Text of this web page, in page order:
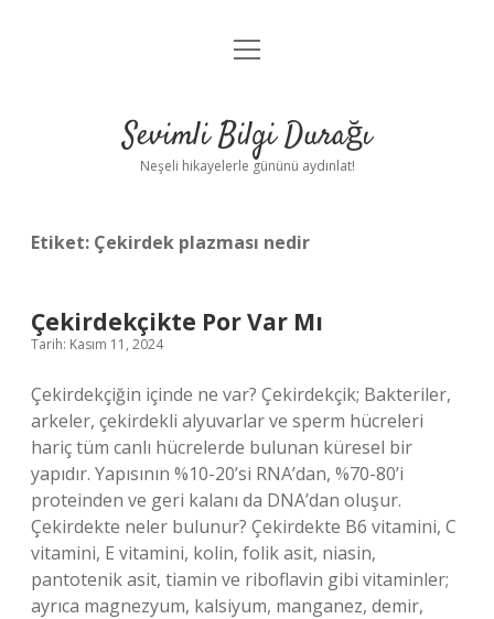
Anasayfa
Yasal Uyarı
menüyü
Sevimli Bilgi Durağı
Neşeli hikayelerle gününü aydınlat!
Etiket: Çekirdek plazması nedir
Çekirdekçikte Por Var Mı
Tarih: Kasım 11, 2024
Çekirdekçiğin içinde ne var? Çekirdekçik; Bakteriler,
arkeler, çekirdekli alyuvarlar ve sperm hücreleri
hariç tüm canlı hücrelerde bulunan küresel bir
yapıdır. Yapısının %10-20’si RNA’dan, %70-80’i
proteinden ve geri kalanı da DNA’dan oluşur.
Çekirdekte neler bulunur? Çekirdekte B6 vitamini, C
vitamini, E vitamini, kolin, folik asit, niasin,
pantotenik asit, tiamin ve riboflavin gibi vitaminler;
ayrıca magnezyum, kalsiyum, manganez, demir,